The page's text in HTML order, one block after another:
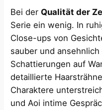
Bei der Qualität der
Serie ein wenig. In
Close-ups von
sauber und
Schattierungen auf
detaillierte
Charaktere
und Aoi intime